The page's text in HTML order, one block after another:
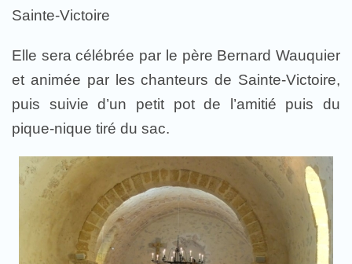
Sainte-Victoire
Elle sera célébrée par le père Bernard Wauquier
et animée par les chanteurs de Sainte-Victoire,
puis suivie d’un petit pot de l’amitié puis du
pique-nique tiré du sac.